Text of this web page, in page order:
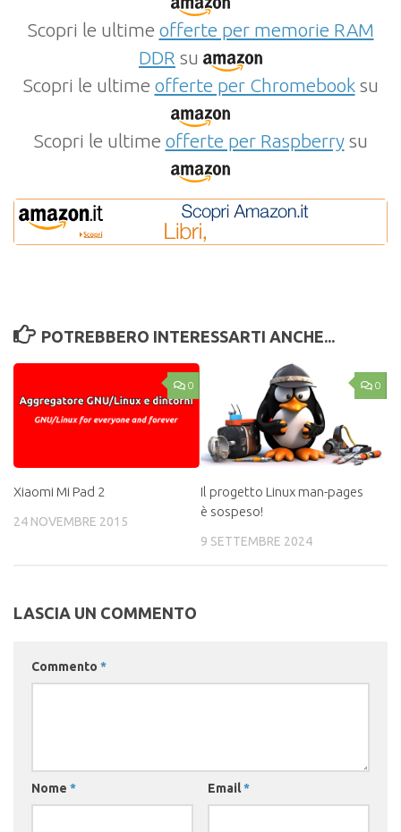
Scopri le ultime offerte per memorie RAM
DDR su
Scopri le ultime offerte per Chromebooksu
Scopri le ultime offerte per Raspberrysu
POTREBBERO INTERESSARTI ANCHE...
0
Xiaomi Mi Pad 2
24 NOVEMBRE 2015
0
Il progetto Linux man-pages
è sospeso!
9 SETTEMBRE 2024
LASCIA UN COMMENTO
Commento *
Nome * Email*